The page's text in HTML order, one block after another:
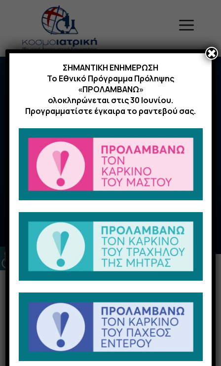
περιεχόμενο
Menu
Νέα
Χοληστερίνη στα παιδιά, ένας κρυφός
16 Οκτωβρίου 2019
Χοληστερίνη στα παιδιά,
ένας κρυφός κίνδυνος
ΣΗΜΑΝΤΙΚΗ ΕΝΗΜΕΡΩΣΗ
Το Εθνικό Πρόγραμμα Πρόληψης
«ΠΡΟΛΑΜΒΑΝΩ»
ολοκληρώνεται στις 30 Ιουνίου.
Προγραμματίστε έγκαιρα το ραντεβού σας.
✖